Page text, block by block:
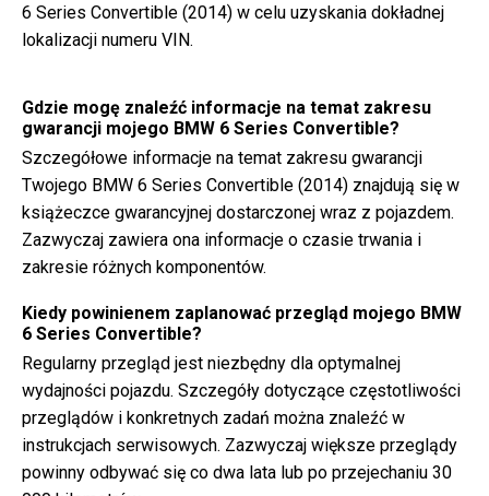
6 Series Convertible (2014) w celu uzyskania dokładnej
lokalizacji numeru VIN.
Gdzie mogę znaleźć informacje na temat zakresu
gwarancji mojego BMW 6 Series Convertible?
Szczegółowe informacje na temat zakresu gwarancji
Twojego BMW 6 Series Convertible (2014) znajdują się w
książeczce gwarancyjnej dostarczonej wraz z pojazdem.
Zazwyczaj zawiera ona informacje o czasie trwania i
zakresie różnych komponentów.
Kiedy powinienem zaplanować przegląd mojego BMW
6 Series Convertible?
Regularny przegląd jest niezbędny dla optymalnej
wydajności pojazdu. Szczegóły dotyczące częstotliwości
przeglądów i konkretnych zadań można znaleźć w
instrukcjach serwisowych. Zazwyczaj większe przeglądy
powinny odbywać się co dwa lata lub po przejechaniu 30